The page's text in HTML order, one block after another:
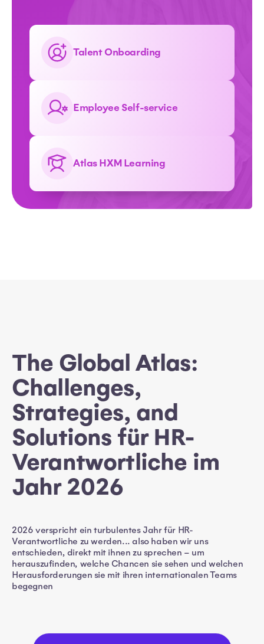
Talent Onboarding
Employee Self-service
Atlas HXM Learning
The Global Atlas:
Challenges,
Strategies, and
Solutions für HR-
Verantwortliche im
Jahr 2026
2026 verspricht ein turbulentes Jahr für HR-
Verantwortliche zu werden... also haben wir uns
entschieden, direkt mit ihnen zu sprechen – um
herauszufinden, welche Chancen sie sehen und welchen
Herausforderungen sie mit ihren internationalen Teams
begegnen